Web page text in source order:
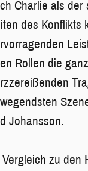
Charlie als der
des Konflikts
Rollen die
Johansson.
Vergleich zu den